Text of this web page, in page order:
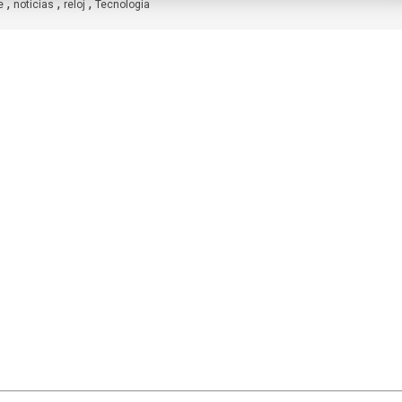
, noticias , reloj , Tecnologia